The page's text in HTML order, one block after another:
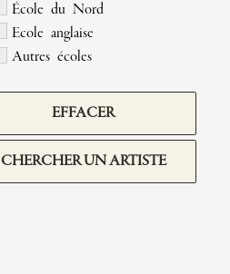
École du Nord
Ecole anglaise
Autres écoles
EFFACER
CHERCHER UN ARTISTE